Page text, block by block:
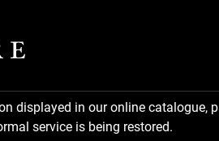
displayed in our online catalogue,
service is being restored.